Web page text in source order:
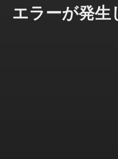
エラーが発生